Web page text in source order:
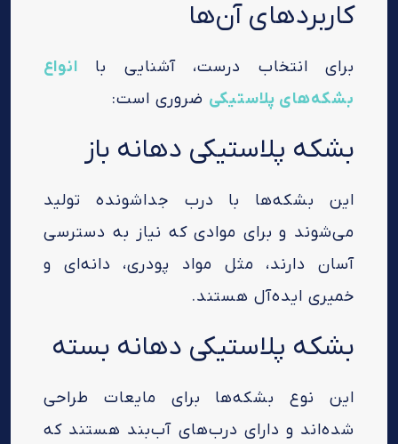
کاربردهای آن‌ها
برای انتخاب درست، آشنایی با انواع
بشکه‌های پلاستیکی ضروری است:
بشکه پلاستیکی دهانه باز
این بشکه‌ها با درب جداشونده تولید
می‌شوند و برای موادی که نیاز به دسترسی
آسان دارند، مثل مواد پودری، دانه‌ای و
خمیری ایده‌آل هستند.
بشکه پلاستیکی دهانه بسته
این نوع بشکه‌ها برای مایعات طراحی
شده‌اند و دارای درب‌های آب‌بند هستند که